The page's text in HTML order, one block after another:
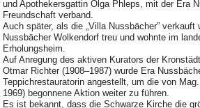
und Apothekersgattin Olga Phleps, mit der Era
Freundschaft verband.
Auch später, als die „Villa Nussbächer”
Nussbächer Wolkendorf treu und wohnte im
Erholungsheim.
Auf Anregung des aktiven Kurators der
Otmar Richter (1908–1987) wurde Era
Teppichrestauratorin angestellt, um die von
1969) begonnene Aktion weiter zu führen.
Es ist bekannt, dass die Schwarze Kirche die